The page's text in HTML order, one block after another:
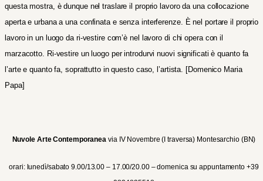
questa mostra, è dunque nel traslare il proprio lavoro da una collocazione
aperta e urbana a una confinata e senza interferenze. È nel portare il proprio
lavoro in un luogo da ri-vestire com’è nel lavoro di chi opera con il
marzacotto. Ri-vestire un luogo per introdurvi nuovi significati è quanto fa
l’arte e quanto fa, soprattutto in questo caso, l’artista. [Domenico Maria
Papa]
Nuvole Arte Contemporanea via IV Novembre (I traversa) Montesarchio (BN)
orari: lunedì/sabato 9.00/13.00 – 17.00/20.00 – domenica su appuntamento +39